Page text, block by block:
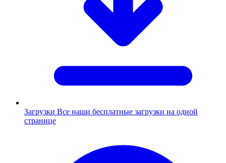
Загрузки Все наши бесплатные загрузки на одной
странице